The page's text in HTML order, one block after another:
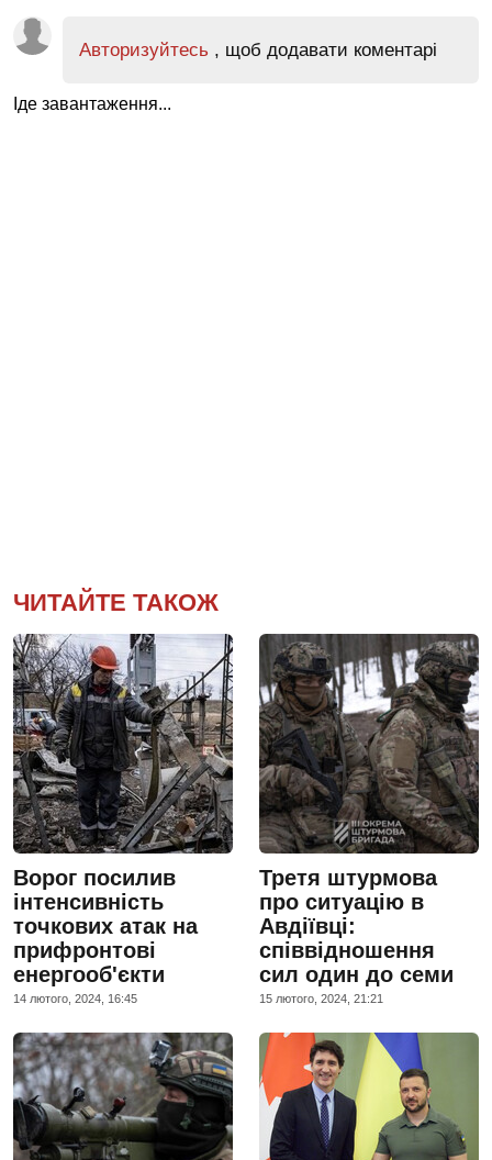
Авторизуйтесь , щоб додавати коментарі
Іде завантаження...
ЧИТАЙТЕ ТАКОЖ
Ворог посилив
інтенсивність
точкових атак на
прифронтові
енергооб'єкти
14 лютого, 2024, 16:45
Третя штурмова
про ситуацію в
Авдіївці:
співвідношення
сил один до семи
15 лютого, 2024, 21:21